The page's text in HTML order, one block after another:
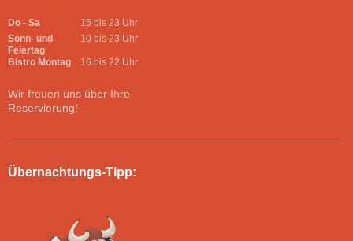
Do - Sa
15 bis 23 Uhr
Sonn- und
Feiertag
10 bis 23 Uhr
Bistro Montag 16 bis 22 Uhr
Wir freuen uns über Ihre
Reservierung!
Übernachtungs-Tipp: